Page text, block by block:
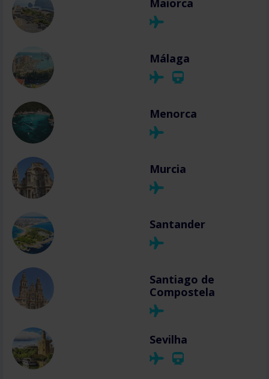
Maiorca
Málaga
Menorca
Murcia
Santander
Santiago de
Compostela
Sevilha